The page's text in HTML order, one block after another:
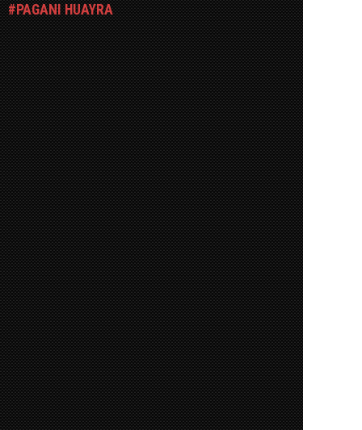
PAGANI HUAYRA